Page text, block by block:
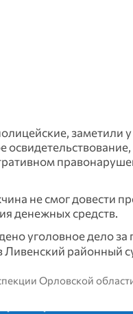
заметили
не смог довести
денежных средств.
уголовное дело за
районный
Орловской